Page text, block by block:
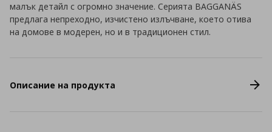
малък детайл с огромно значение. Серията BAGGANÄS
предлага непреходно, изчистено излъчване, което отива
на домове в модерен, но и в традиционен стил.
Описание на продукта